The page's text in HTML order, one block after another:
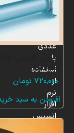
مبدل حرارتی
فلوئنت
۷۲۰,۰۰۰ تومان
افزودن به سبد
زمینه
شبیه
عددی
با
استفاده
از
نرم
افزار
انسیس